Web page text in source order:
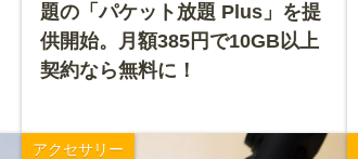
題の「パケット放題 Plus」を提
供開始。月額385円で10GB以上
契約なら無料に！
アクセサリー